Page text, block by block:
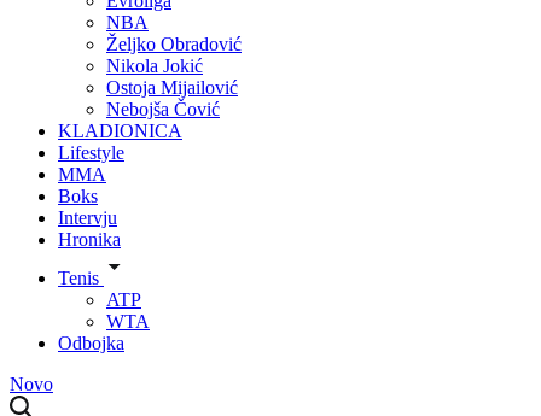
NBA
Željko Obradović
Nikola Jokić
Ostoja Mijailović
Nebojša Čović
KLADIONICA
Lifestyle
MMA
Boks
Intervju
Hronika
Tenis
ATP
WTA
Odbojka
Novo